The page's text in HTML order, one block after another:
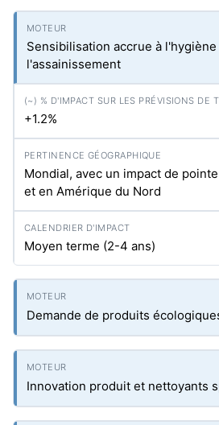
Sensibilisation accrue à l'hygiène
l'assainissement
+1.2%
Mondial, avec un impact de
et en Amérique du Nord
Moyen terme (2-4 ans)
Demande de produits
Innovation produit et nettoyants